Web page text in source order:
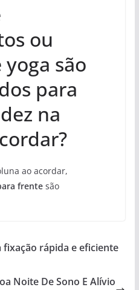
ou
são
para
na
ao acordar,
frentesão
rápida e eficiente
Noite De Sono E Alívio